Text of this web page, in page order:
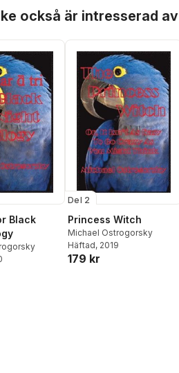
också är intresserad av
Black
Del 2
Princess Witch
Michael Ostrogorsky
Häftad, 2019
179 kr